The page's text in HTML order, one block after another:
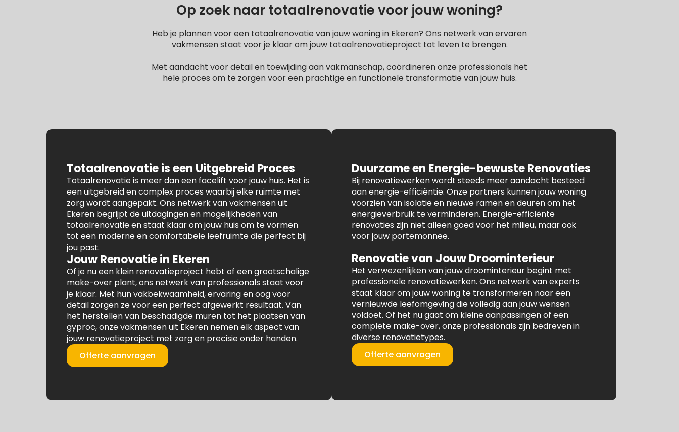
Op zoek naar totaalrenovatie voor jouw woning?
Heb je plannen voor een totaalrenovatie van jouw woning in Ekeren? Ons netwerk van ervaren
vakmensen staat voor je klaar om jouw totaalrenovatieproject tot leven te brengen.
Met aandacht voor detail en toewijding aan vakmanschap, coördineren onze professionals het
hele proces om te zorgen voor een prachtige en functionele transformatie van jouw huis.
Totaalrenovatie is een Uitgebreid Proces
Totaalrenovatie is meer dan een facelift voor jouw huis. Het is
een uitgebreid en complex proces waarbij elke ruimte met
zorg wordt aangepakt. Ons netwerk van vakmensen uit
Ekeren begrijpt de uitdagingen en mogelijkheden van
totaalrenovatie en staat klaar om jouw huis om te vormen
tot een moderne en comfortabele leefruimte die perfect bij
jou past.
Jouw Renovatie in Ekeren
Of je nu een klein renovatieproject hebt of een grootschalige
make-over plant, ons netwerk van professionals staat voor
je klaar. Met hun vakbekwaamheid, ervaring en oog voor
detail zorgen ze voor een perfect afgewerkt resultaat. Van
het herstellen van beschadigde muren tot het plaatsen van
gyproc, onze vakmensen uit Ekeren nemen elk aspect van
jouw renovatieproject met zorg en precisie onder handen.
Offerte aanvragen
Duurzame en Energie-bewuste Renovaties
Bij renovatiewerken wordt steeds meer aandacht besteed
aan energie-efficiëntie. Onze partners kunnen jouw woning
voorzien van isolatie en nieuwe ramen en deuren om het
energieverbruik te verminderen. Energie-efficiënte
renovaties zijn niet alleen goed voor het milieu, maar ook
voor jouw portemonnee.
Renovatie van Jouw Droominterieur
Het verwezenlijken van jouw droominterieur begint met
professionele renovatiewerken. Ons netwerk van experts
staat klaar om jouw woning te transformeren naar een
vernieuwde leefomgeving die volledig aan jouw wensen
voldoet. Of het nu gaat om kleine aanpassingen of een
complete make-over, onze professionals zijn bedreven in
diverse renovatietypes.
Offerte aanvragen